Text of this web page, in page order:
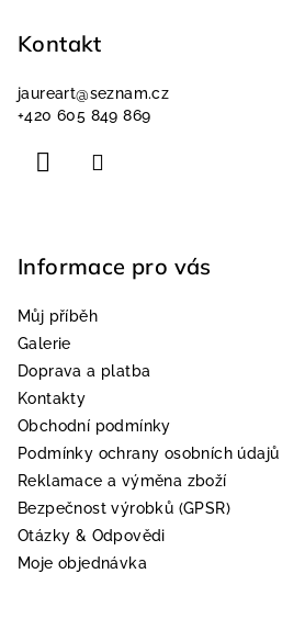
Kontakt
jaureart@seznam.cz
+420 605 849 869
Informace pro vás
Můj příběh
Galerie
Doprava a platba
Kontakty
Obchodní podmínky
Podmínky ochrany osobních údajů
Reklamace a výměna zboží
Bezpečnost výrobků (GPSR)
Otázky & Odpovědi
Moje objednávka